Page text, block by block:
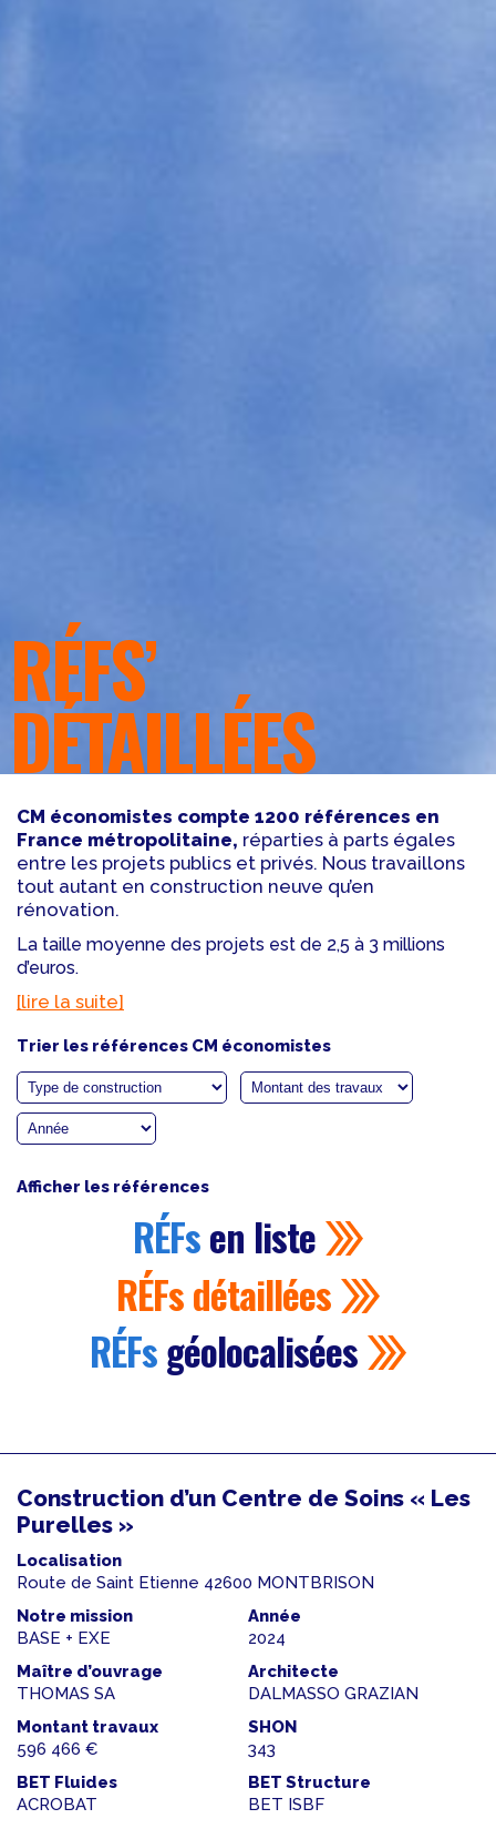
RÉFS’
DÉTAILLÉES
CM économistes compte 1200 références en
France métropolitaine, réparties à parts égales
entre les projets publics et privés. Nous travaillons
tout autant en construction neuve qu’en
rénovation.
La taille moyenne des projets est de 2,5 à 3 millions
d’euros.
[lire la suite]
Trier les références CM économistes
Afficher les références
RÉFsen liste
RÉFsdétaillées
RÉFsgéolocalisées
Construction d’un Centre de Soins « Les
Purelles »
Localisation
Route de Saint Etienne 42600 MONTBRISON
Notre mission
BASE + EXE
Année
2024
Maître d’ouvrage
THOMAS SA
Architecte
DALMASSO GRAZIAN
Montant travaux
596 466 €
SHON
343
BET Fluides
ACROBAT
BET Structure
BET ISBF